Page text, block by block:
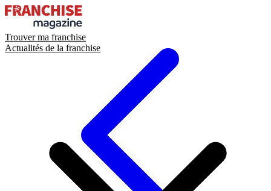
Trouver ma franchise
Actualités de la franchise